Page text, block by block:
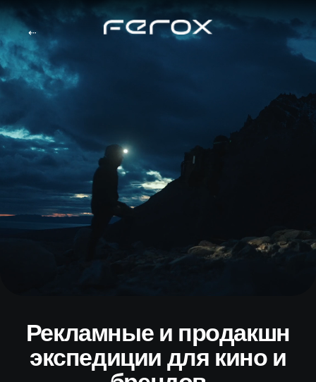
⇠
Принять участие
Рекламные и продакшн
экспедиции для кино и